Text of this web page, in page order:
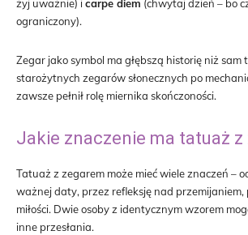
żyj uważnie) icarpe diem (chwytaj dzień – bo
ograniczony).
Zegar jako symbol ma głębszą historię niż sam
starożytnych zegarów słonecznych po
zawsze pełnił rolę miernika skończoności.
Jakie znaczenie ma tatuaż z
Tatuaż z zegarem może mieć wiele znaczeń –
ważnej daty, przez refleksję nad przemijaniem,
miłości. Dwie osoby z identycznym wzorem
inne przesłania.